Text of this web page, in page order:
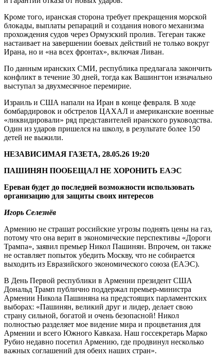
Кроме того, иранская сторона требует прекращения морской
блокады, выплаты репараций и создания нового механизма
прохождения судов через Ормузский пролив. Тегеран также
настаивает на завершении боевых действий не только вокруг
Ирана, но и «на всех фронтах», включая Ливан.
По данным иранских СМИ, республика предлагала закончить
конфликт в течение 30 дней, тогда как Вашингтон изначально
выступал за двухмесячное перемирие.
Израиль и США напали на Иран в конце февраля. В ходе
бомбардировок и обстрелов ЦАХАЛ и американские военные
«ликвидировали» ряд представителей иранского руководства.
Один из ударов пришелся на школу, в результате более 150
детей не выжили.
НЕЗАВИСИМАЯ ГАЗЕТА, 28.05.26 19:20
ПАШИНЯН ПООБЕЩАЛ НЕ ХОРОНИТЬ ЕАЭС
Ереван будет до последней возможности использовать
организацию для защиты своих интересов
Игорь Селезнёв
Армению не страшат российские угрозы поднять цены на газ,
потому что она верит в экономические перспективы «Дороги
Трампа», заявил премьер Никол Пашинян. Впрочем, он также
не оставляет попыток убедить Москву, что не собирается
выходить из Евразийского экономического союза (ЕАЭС).
В День Первой республики в Армении президент США
Дональд Трамп публично поддержал премьер-министра
Армении Никола Пашиняна на предстоящих парламентских
выборах: «Пашинян, великий друг и лидер, делает свою
страну сильной, богатой и очень безопасной! Никол
полностью разделяет мое видение мира и процветания для
Армении и всего Южного Кавказа. Наш госсекретарь Марко
Рубио недавно посетил Армению, где продвинул несколько
важных соглашений для обеих наших стран».